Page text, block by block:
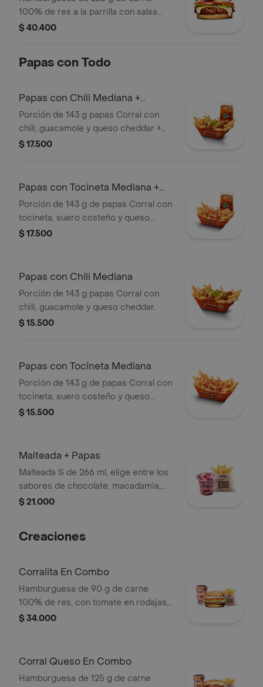
100% de res a la parrilla con salsa
bbq, queso mozzarella, tomate en
mostaza
$ 40.400
Papas con Todo
Papas con Chili Mediana +
bebida
Porción de 143 g papas Corral con
chili, guacamole y queso cheddar +
bebida
$ 17.500
Papas con Tocineta Mediana +
bebida
Porción de 143 g de papas Corral con
tocineta, suero costeño y queso
cheddar + bebida
$ 17.500
Papas con Chili Mediana
Porción de 143 g papas Corral con
chili, guacamole y queso cheddar.
$ 15.500
Papas con Tocineta Mediana
Porción de 143 g de papas Corral con
tocineta, suero costeño y queso
cheddar.
$ 15.500
Malteada + Papas
Malteada S de 266 ml, elige entre los
sabores de chocolate, macadamia,
frutos del bosque, vainilla o Café +
tiempo de entrega.
$ 21.000
Creaciones
Corralita En Combo
Hamburguesa de 90 g de carne
100% de res, con tomate en rodajas,
cebolla en rodajas, lechuga, salsa
pet
$ 34.000
Corral Queso En Combo
Hamburguesa de 125 g de carne